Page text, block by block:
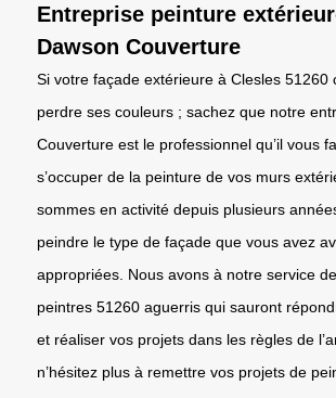
Entreprise peinture
Dawson Couverture
Si votre façade extérieure à Clesles 51260
perdre ses couleurs ; sachez que notre
Couverture est le professionnel qu’il vous
s’occuper de la peinture de vos murs
sommes en activité depuis plusieurs
peindre le type de façade que vous avez
appropriées. Nous avons à notre service
peintres 51260 aguerris qui sauront
et réaliser vos projets dans les règles de
n’hésitez plus à remettre vos projets de